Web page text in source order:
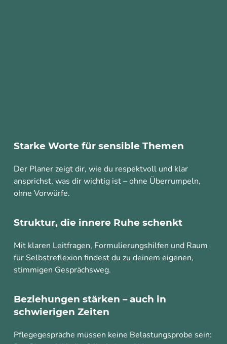
Starke Worte für sensible Themen
Der Planer zeigt dir, wie du respektvoll und klar
ansprichst, was dir wichtig ist – ohne Überrumpeln,
ohne Vorwürfe.
Struktur, die innere Ruhe schenkt
Mit klaren Leitfragen, Formulierungshilfen und Raum
für Selbstreflexion findest du zu deinem eigenen,
stimmigen Gesprächsweg.
Beziehungen stärken – auch in
schwierigen Zeiten
Pflegegespräche müssen keine Belastungsprobe sein: